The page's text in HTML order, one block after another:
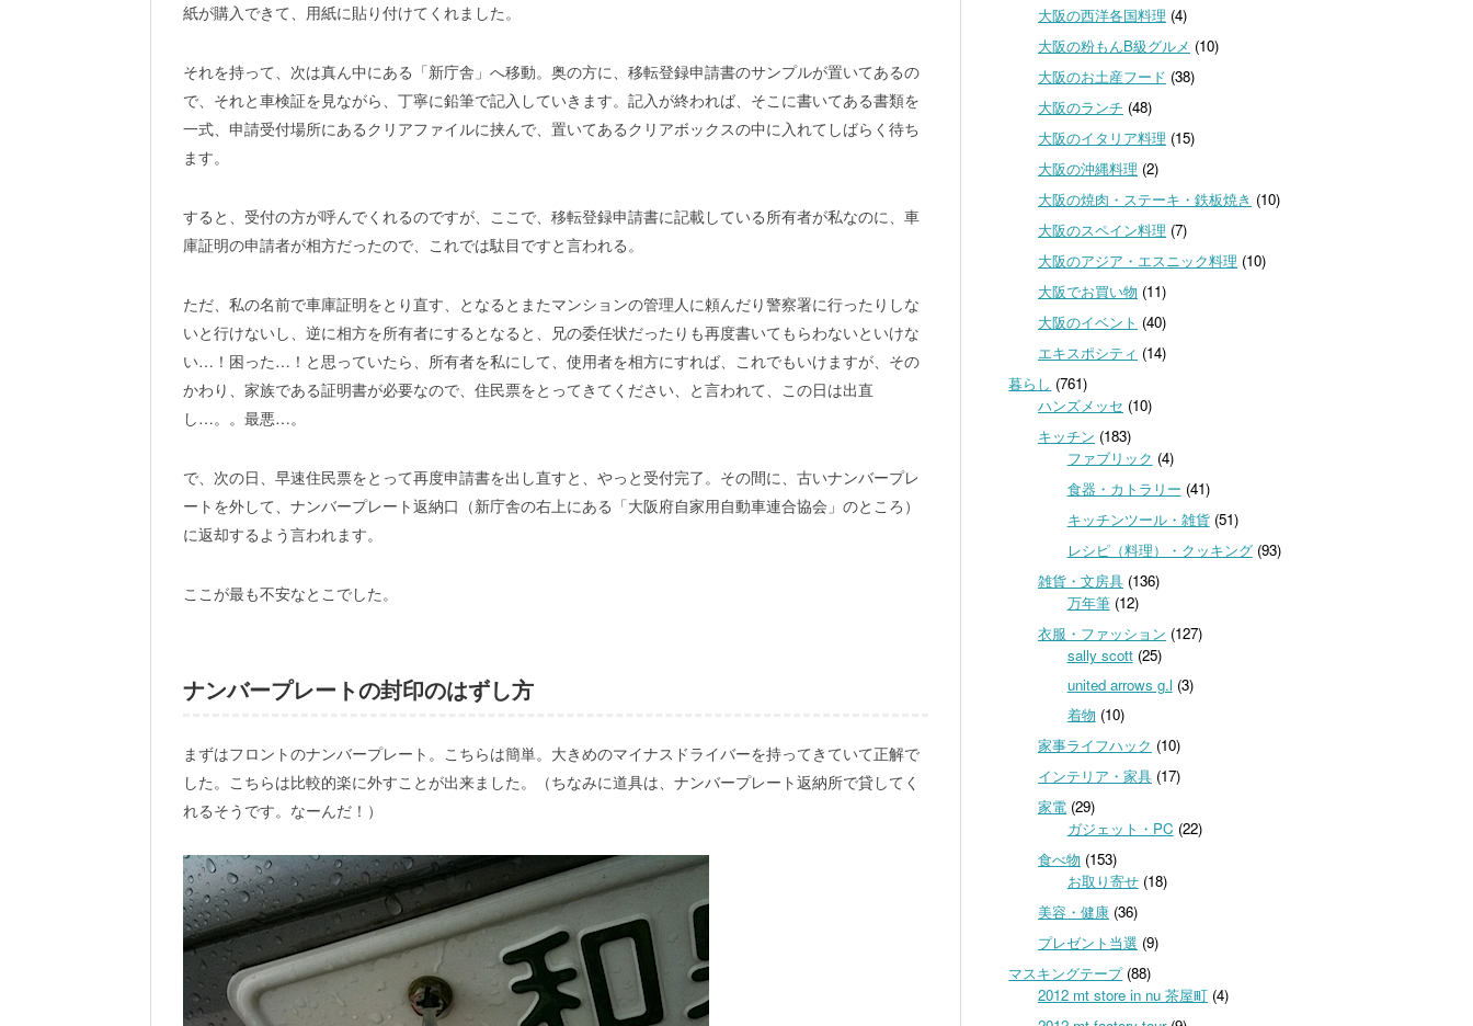
紙が購入できて、用紙に貼り付けてくれました。
それを持って、次は真ん中にある「新庁舎」へ移動。奥の方に、移転登録申請書のサンプルが置いてあるの
で、それと車検証を見ながら、丁寧に鉛筆で記入していきます。記入が終われば、そこに書いてある書類を
一式、申請受付場所にあるクリアファイルに挟んで、置いてあるクリアボックスの中に入れてしばらく待ち
ます。
すると、受付の方が呼んでくれるのですが、ここで、移転登録申請書に記載している所有者が私なのに、車
庫証明の申請者が相方だったので、これでは駄目ですと言われる。
ただ、私の名前で車庫証明をとり直す、となるとまたマンションの管理人に頼んだり警察署に行ったりしな
いと行けないし、逆に相方を所有者にするとなると、兄の委任状だったりも再度書いてもらわないといけな
い…！困った…！と思っていたら、所有者を私にして、使用者を相方にすれば、これでもいけますが、その
かわり、家族である証明書が必要なので、住民票をとってきてください、と言われて、この日は出直
し…。。最悪…。
で、次の日、早速住民票をとって再度申請書を出し直すと、やっと受付完了。その間に、古いナンバープレ
ートを外して、ナンバープレート返納口（新庁舎の右上にある「大阪府自家用自動車連合協会」のところ）
に返却するよう言われます。
ここが最も不安なとこでした。
ナンバープレートの封印のはずし方
まずはフロントのナンバープレート。こちらは簡単。大きめのマイナスドライバーを持ってきていて正解で
した。こちらは比較的楽に外すことが出来ました。（ちなみに道具は、ナンバープレート返納所で貸してく
れるそうです。なーんだ！）
大阪の西洋各国料理 (4)
大阪の粉もんB級グルメ (10)
大阪のお土産フード (38)
大阪のランチ (48)
大阪のイタリア料理 (15)
大阪の沖縄料理 (2)
大阪の焼肉・ステーキ・鉄板焼き (10)
大阪のスペイン料理 (7)
大阪のアジア・エスニック料理 (10)
大阪でお買い物 (11)
大阪のイベント (40)
エキスポシティ (14)
暮らし (761)
ハンズメッセ (10)
キッチン (183)
ファブリック (4)
食器・カトラリー (41)
キッチンツール・雑貨(51)
レシピ（料理）・クッキング(93)
雑貨・文房具(136)
万年筆(12)
衣服・ファッション (127)
sally scott(25)
united arrows g.l (3)
着物 (10)
家事ライフハック (10)
インテリア・家具(17)
家電(29)
ガジェット・PC (22)
食べ物 (153)
お取り寄せ(18)
美容・健康(36)
プレゼント当選 (9)
マスキングテープ(88)
2012 mt store in nu 茶屋町(4)